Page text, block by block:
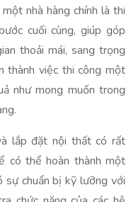
nhà hàng chính là thi
cuối cùng, giúp góp
thoải mái, sang trọng
thành việc thi công một
như mong muốn trong
lắp đặt nội thất có rất
có thể hoàn thành một
sự chuẩn bị kỹ lưỡng với